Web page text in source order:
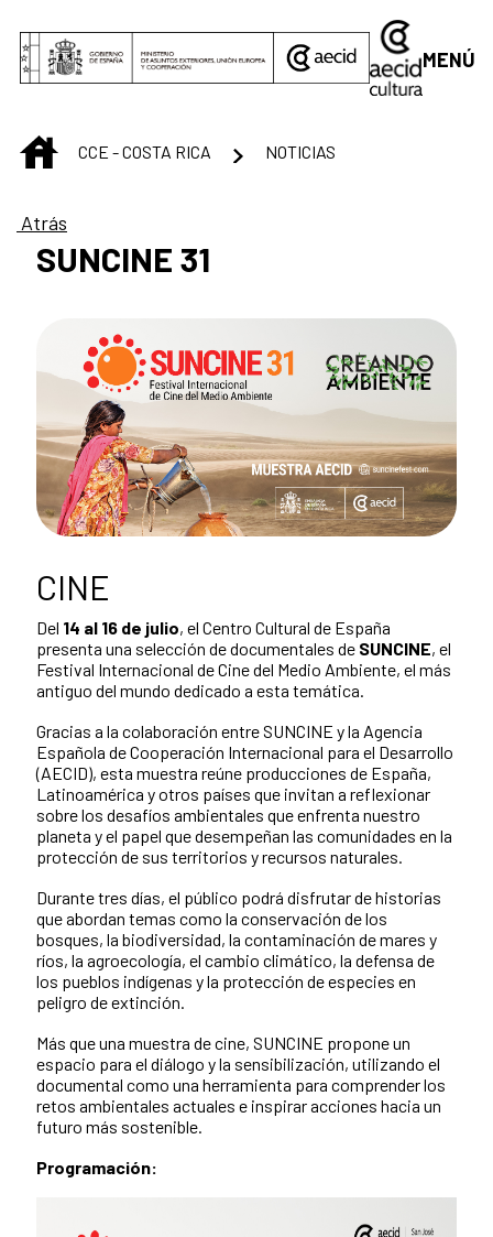
MENÚ
INICIO
CCE - COSTA RICA NOTICIAS
Atrás
SUNCINE 31
CINE
Del 14 al 16 de julio, el Centro Cultural de España
presenta una selección de documentales de SUNCINE, el
Festival Internacional de Cine del Medio Ambiente, el más
antiguo del mundo dedicado a esta temática.
Gracias a la colaboración entre SUNCINE y la Agencia
Española de Cooperación Internacional para el Desarrollo
(AECID), esta muestra reúne producciones de España,
Latinoamérica y otros países que invitan a reflexionar
sobre los desafíos ambientales que enfrenta nuestro
planeta y el papel que desempeñan las comunidades en la
protección de sus territorios y recursos naturales.
Durante tres días, el público podrá disfrutar de historias
que abordan temas como la conservación de los
bosques, la biodiversidad, la contaminación de mares y
ríos, la agroecología, el cambio climático, la defensa de
los pueblos indígenas y la protección de especies en
peligro de extinción.
Más que una muestra de cine, SUNCINE propone un
espacio para el diálogo y la sensibilización, utilizando el
documental como una herramienta para comprender los
retos ambientales actuales e inspirar acciones hacia un
futuro más sostenible.
Programación: